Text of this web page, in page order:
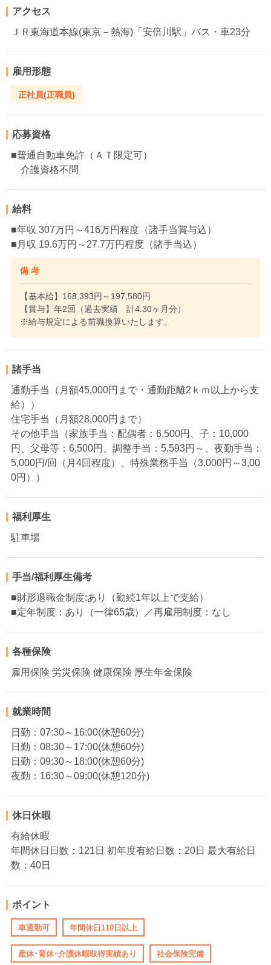
アクセス
ＪＲ東海道本線(東京－熱海)「安倍川駅」バス・車23分
雇用形態
正社員(正職員)
応募資格
■普通自動車免許（ＡＴ限定可）
介護資格不問
給料
■年収 307万円～416万円程度（諸手当賞与込）
■月収 19.6万円～27.7万円程度（諸手当込）
備 考
【基本給】168,393円～197,580円
【賞与】年2回（過去実績 計4.30ヶ月分）
※給与規定による前職換算いたします。
諸手当
通勤手当（月額45,000円まで・通勤距離2ｋｍ以上から支
給））
住宅手当（月額28,000円まで）
その他手当（家族手当：配偶者：6,500円、子：10,000
円、父母等：6,500円、調整手当：5,593円～、夜勤手当：
5,000円/回（月4回程度）、特殊業務手当（3,000円～3,00
0円））
福利厚生
駐車場
手当/福利厚生備考
■財形退職金制度:あり（勤続1年以上で支給）
■定年制度：あり（一律65歳）／再雇用制度：なし
各種保険
雇用保険 労災保険 健康保険 厚生年金保険
就業時間
日勤：07:30～16:00(休憩60分)
日勤：08:30～17:00(休憩60分)
日勤：09:30～18:00(休憩60分)
夜勤：16:30～09:00(休憩120分)
休日休暇
有給休暇
年間休日日数：121日 初年度有給日数：20日 最大有給日
数：40日
ポイント
車通勤可 年間休日110日以上
産休･育休･介護休暇取得実績あり 社会保険完備